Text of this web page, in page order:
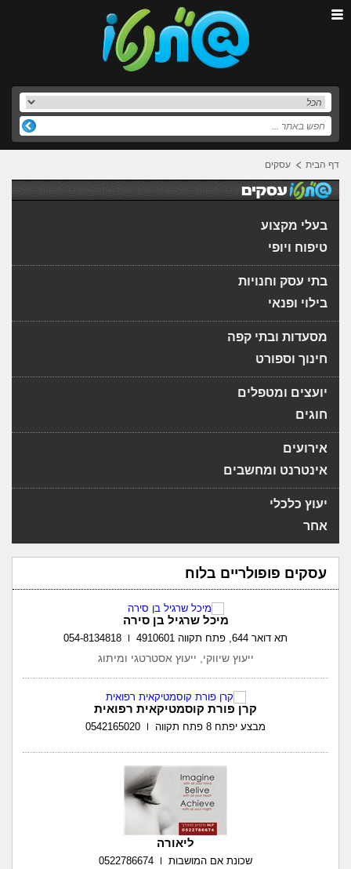
דף הבית עסקים
בעלי מקצוע
טיפוח ויופי
בתי עסק וחנויות
בילוי ופנאי
מסעדות ובתי קפה
חינוך וספורט
יועצים ומטפלים
חוגים
אירועים
אינטרנט ומחשבים
יעוץ כלכלי
אחר
עסקים פופולריים בלוח
מיכל שרגיל בן סירה
תא דואר 644, פתח תקווה 4910601 054-8134818
ייעוץ שיווקי, ייעוץ אסטרטגי ומיתוג
קרן פורת קוסמטיקאית רפואית
מבצע יפתח 8 פתח תקווה 0542165020
ליאורה
שכונת אם המושבות 0522786674